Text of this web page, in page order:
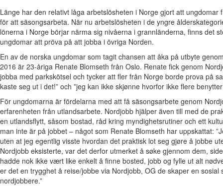
Länge har den relativt låga arbetslösheten i Norge gjort att
för att säsongsarbeta. När nu arbetslösheten i de yngre
lönerna i Norge börjar närma sig nivåerna i grannländerna, finns det
ungdomar att pröva på att jobba i övriga Norden.
En av de norska ungdomar som tagit chansen att åka på utbyte
2016 är 23-åriga Renate Blomseth från Oslo. Renate fick genom
jobba med parkskötsel och tycker att fler från Norge borde prova på
kaste seg ut i det!” och ”jeg kan ikke skjønne hvorfor ikke flere
För ungdomarna är fördelarna med att få säsongsarbete genom
erfarenheten från utlandsarbete. Nordjobb hjälper även till med de
en utlandsflytt, såsom bostad, råd kring myndighetsrutiner och ett
man inte är på jobbet – något som Renate Blomseth har uppskattat:
uten at jeg egentlig visste hvordan det praktisk lot seg gjøre å jobbe
Nordjobb eksisterte, var det derfor utmerket å søke gjennom dem,
hadde nok ikke vært like enkelt å finne bosted, jobb og fylle ut alt
er det en trygghet å reise/jobbe via Nordjobb, OG de skaper en
nordjobbere.”